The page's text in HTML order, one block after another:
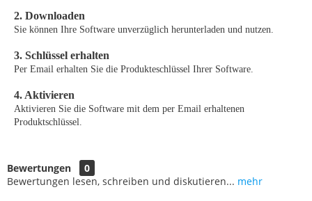
2. Downloaden
Sie können Ihre Software unverzüglich herunterladen und nutzen.
3. Schlüssel erhalten
Per Email erhalten Sie die Produkteschlüssel Ihrer Software.
4. Aktivieren
Aktivieren Sie die Software mit dem per Email erhaltenen
Produktschlüssel.
Bewertungen
0
Bewertungen lesen, schreiben und diskutieren... mehr